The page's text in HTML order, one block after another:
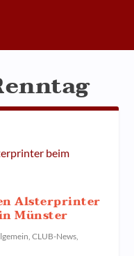
Alsterprinter
Münster
,CLUB-News,